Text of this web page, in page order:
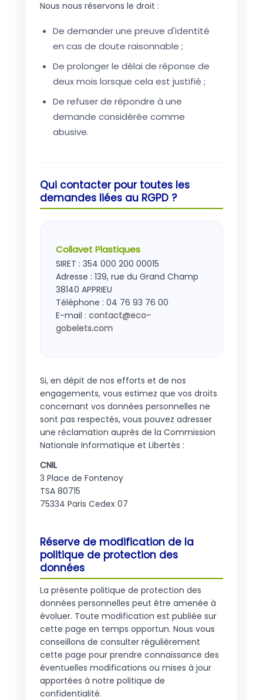
Nous nous réservons le droit :
De demander une preuve d'identité
en cas de doute raisonnable ;
De prolonger le délai de réponse de
deux mois lorsque cela est justifié ;
De refuser de répondre à une
demande considérée comme
abusive.
Qui contacter pour toutes les
demandes liées au RGPD ?
Collavet Plastiques
SIRET : 354 000 200 00015
Adresse : 139, rue du Grand Champ
38140 APPRIEU
Téléphone : 04 76 93 76 00
E-mail : contact@eco-
gobelets.com
Si, en dépit de nos efforts et de nos
engagements, vous estimez que vos droits
concernant vos données personnelles ne
sont pas respectés, vous pouvez adresser
une réclamation auprès de la Commission
Nationale Informatique et Libertés :
CNIL
3 Place de Fontenoy
TSA 80715
75334 Paris Cedex 07
Réserve de modification de la
politique de protection des
données
La présente politique de protection des
données personnelles peut être amenée à
évoluer. Toute modification est publiée sur
cette page en temps opportun. Nous vous
conseillons de consulter régulièrement
cette page pour prendre connaissance des
éventuelles modifications ou mises à jour
apportées à notre politique de
confidentialité.